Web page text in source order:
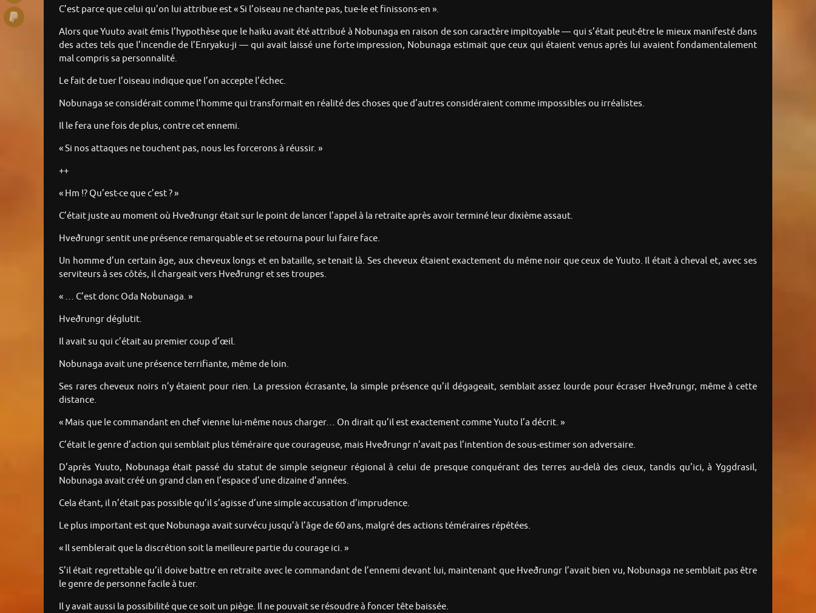
C’est parce que celui qu’on lui attribue est « Si l’oiseau ne chante pas, tue-le et finissons-en ».
Alors que Yuuto avait émis l’hypothèse que le haïku avait été attribué à Nobunaga en raison de son caractère impitoyable — qui s’était peut-être le mieux manifesté dans
des actes tels que l’incendie de l’Enryaku-ji — qui avait laissé une forte impression, Nobunaga estimait que ceux qui étaient venus après lui avaient fondamentalement
mal compris sa personnalité.
Le fait de tuer l’oiseau indique que l’on accepte l’échec.
Nobunaga se considérait comme l’homme qui transformait en réalité des choses que d’autres considéraient comme impossibles ou irréalistes.
Il le fera une fois de plus, contre cet ennemi.
« Si nos attaques ne touchent pas, nous les forcerons à réussir. »
++
« Hm !? Qu’est-ce que c’est ? »
C’était juste au moment où Hveðrungr était sur le point de lancer l’appel à la retraite après avoir terminé leur dixième assaut.
Hveðrungr sentit une présence remarquable et se retourna pour lui faire face.
Un homme d’un certain âge, aux cheveux longs et en bataille, se tenait là. Ses cheveux étaient exactement du même noir que ceux de Yuuto. Il était à cheval et, avec ses
serviteurs à ses côtés, il chargeait vers Hveðrungr et ses troupes.
« … C’est donc Oda Nobunaga. »
Hveðrungr déglutit.
Il avait su qui c’était au premier coup d’œil.
Nobunaga avait une présence terrifiante, même de loin.
Ses rares cheveux noirs n’y étaient pour rien. La pression écrasante, la simple présence qu’il dégageait, semblait assez lourde pour écraser Hveðrungr, même à cette
distance.
« Mais que le commandant en chef vienne lui-même nous charger… On dirait qu’il est exactement comme Yuuto l’a décrit. »
C’était le genre d’action qui semblait plus téméraire que courageuse, mais Hveðrungr n’avait pas l’intention de sous-estimer son adversaire.
D’après Yuuto, Nobunaga était passé du statut de simple seigneur régional à celui de presque conquérant des terres au-delà des cieux, tandis qu’ici, à Yggdrasil,
Nobunaga avait créé un grand clan en l’espace d’une dizaine d’années.
Cela étant, il n’était pas possible qu’il s’agisse d’une simple accusation d’imprudence.
Le plus important est que Nobunaga avait survécu jusqu’à l’âge de 60 ans, malgré des actions téméraires répétées.
« Il semblerait que la discrétion soit la meilleure partie du courage ici. »
S’il était regrettable qu’il doive battre en retraite avec le commandant de l’ennemi devant lui, maintenant que Hveðrungr l’avait bien vu, Nobunaga ne semblait pas être
le genre de personne facile à tuer.
Il y avait aussi la possibilité que ce soit un piège. Il ne pouvait se résoudre à foncer tête baissée.